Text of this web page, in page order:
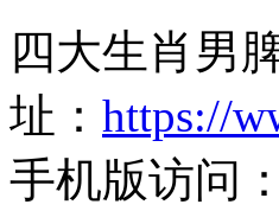
四大生肖男
址： https://
手机版访问：